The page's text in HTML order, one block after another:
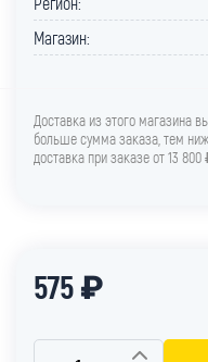
Магазин:
Доставка из этого магазина
больше сумма заказа, тем
доставка при заказе от 13 800
575 ₽